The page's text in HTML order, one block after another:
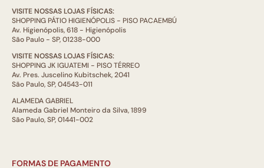
VISITE NOSSAS LOJAS FÍSICAS:
SHOPPING PÁTIO HIGIENÓPOLIS - PISO PACAEMBÚ
Av. Higienópolis, 618 - Higienópolis
São Paulo - SP, 01238-000
VISITE NOSSAS LOJAS FÍSICAS:
SHOPPING JK IGUATEMI - PISO TÉRREO
Av. Pres. Juscelino Kubitschek, 2041
São Paulo, SP, 04543-011
ALAMEDA GABRIEL
Alameda Gabriel Monteiro da Silva, 1899
São Paulo, SP, 01441-002
FORMAS DE PAGAMENTO